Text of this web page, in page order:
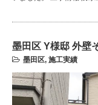
墨田区 Y様邸 外壁
墨田区, 施工実績